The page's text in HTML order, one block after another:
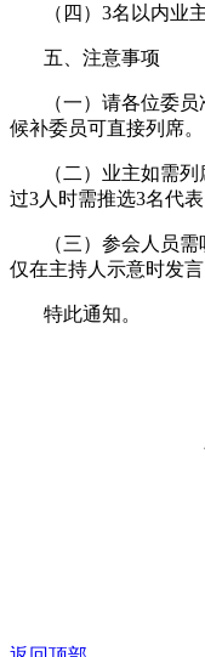
（四）3名以内业主
五、注意事项
（一）请各位委员
候补委员可直接列席。
（二）业主如需列
过3人时需推选3名代表
（三）参会人员需
仅在主持人示意时发言
特此通知。